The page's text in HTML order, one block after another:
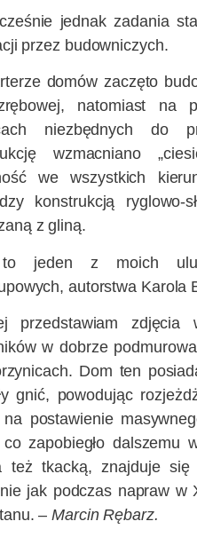
jednak zadania
przez budowniczych.
domów zaczęto
natomiast na
niezbędnych do
wzmacniano
we wszystkich
konstrukcją ryglowo-
z gliną.
jeden z moich
autorstwa Karola
przedstawiam
w dobrze
Dom ten
gnić, powodując
na postawienie
co zapobiegło dalszemu
też tkacką, znajduje się
jak podczas napraw w
–Marcin Rębarz.